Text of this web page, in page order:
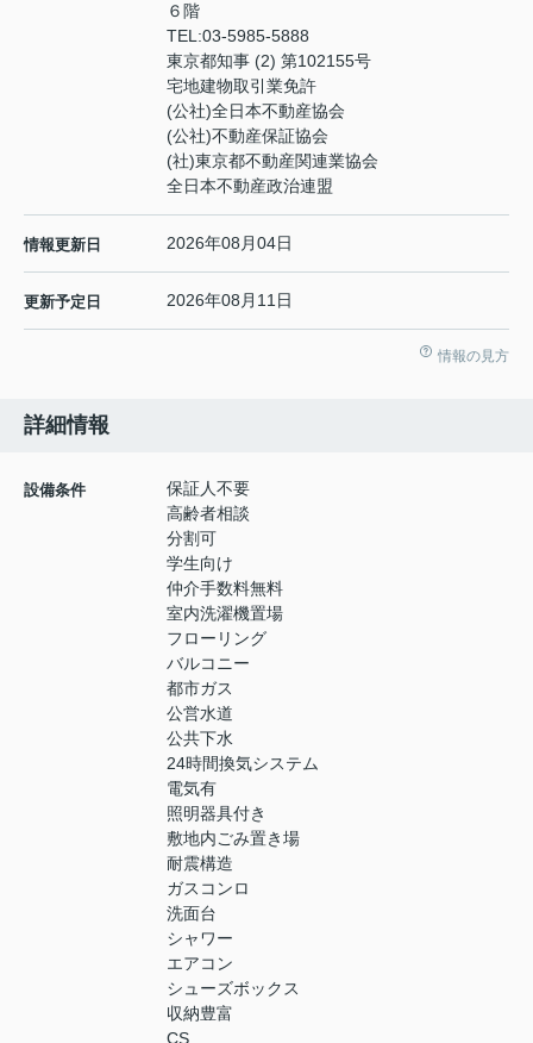
６階
TEL:03-5985-5888
東京都知事 (2) 第102155号
宅地建物取引業免許
(公社)全日本不動産協会
(公社)不動産保証協会
(社)東京都不動産関連業協会
全日本不動産政治連盟
情報更新日 2026年08月04日
更新予定日 2026年08月11日
情報の見方
詳細情報
設備条件
保証人不要
高齢者相談
分割可
学生向け
仲介手数料無料
室内洗濯機置場
フローリング
バルコニー
都市ガス
公営水道
公共下水
24時間換気システム
電気有
照明器具付き
敷地内ごみ置き場
耐震構造
ガスコンロ
洗面台
シャワー
エアコン
シューズボックス
収納豊富
CS